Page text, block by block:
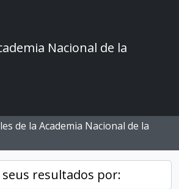
Nacional de la
de la Academia Nacional de la
resultados por: